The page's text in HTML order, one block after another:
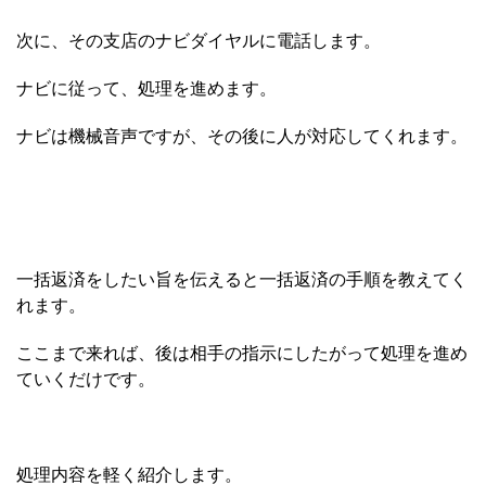
次に、その支店のナビダイヤルに電話します。
ナビに従って、処理を進めます。
ナビは機械音声ですが、その後に人が対応してくれます。
一括返済をしたい旨を伝えると一括返済の手順を教えてく
れます。
ここまで来れば、後は相手の指示にしたがって処理を進め
ていくだけです。
処理内容を軽く紹介します。